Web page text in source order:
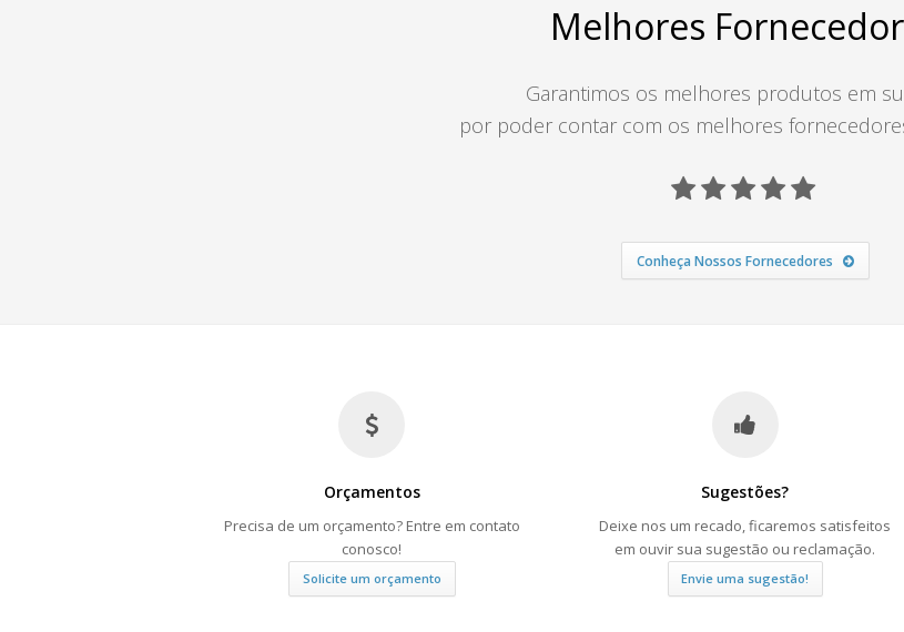
Melhores
Garantimos os melhores produtos em
por poder contar com os melhores
Conheça Nossos Fornecedores
Orçamentos
Precisa de um orçamento? Entre em contato
conosco!
Solicite um orçamento
Sugestões?
Deixe nos um recado, ficaremos satisfeitos
em ouvir sua sugestão ou reclamação.
Envie uma sugestão!